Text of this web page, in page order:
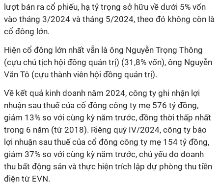
lượt bán ra cổ phiếu, hạ tỷ trọng sở hữu về dưới 5% vốn
vào tháng 3/2024 và tháng 5/2024, theo đó không còn là
cổ đông lớn.
Hiện cổ đông lớn nhất vẫn là ông Nguyễn Trọng Thông
(cựu chủ tịch hội đồng quản trị) (31,8% vốn), ông Nguyễn
Văn Tô (cựu thành viên hội đồng quản trị).
Về kết quả kinh doanh năm 2024, công ty ghi nhận lợi
nhuận sau thuế của cổ đông công ty mẹ 576 tỷ đồng,
giảm 13% so với cùng kỳ năm trước, đồng thời thấp nhất
trong 6 năm (từ 2018). Riêng quý IV/2024, công ty báo
lợi nhuận sau thuế của cổ đông công ty mẹ 154 tỷ đồng,
giảm 37% so với cùng kỳ năm trước, chủ yếu do doanh
thu bất động sản và thực hiện trích lập dự phòng thu tiền
điện từ EVN.